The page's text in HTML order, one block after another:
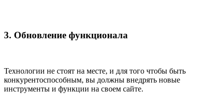
3. Обновление функционала
Технологии не стоят на месте, и для того чтобы быть
конкурентоспособным, вы должны внедрять новые
инструменты и функции на своем сайте.